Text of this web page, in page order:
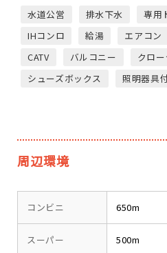
水道公営 排水下水 専用
IHコンロ
給湯 エアコン
CATV
バルコニー
クロ
シューズボックス
照明器具
周辺環境
コンビニ 650m
スーパー 500m